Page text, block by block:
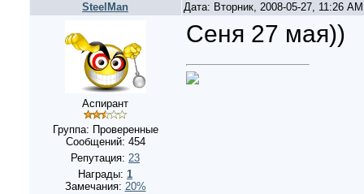
SteelMan Дата: Вторник, 2008-05-27, 11:26
Аспирант
Группа: Проверенные
Сообщений: 454
Репутация: 23
Награды: 1
Замечания: 20%
Сеня 27 мая))